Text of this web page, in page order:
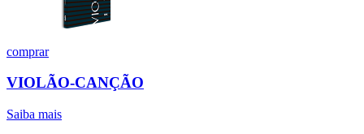
comprar
VIOLÃO-CANÇÃO
Saiba mais